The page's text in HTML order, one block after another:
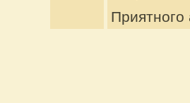
Приятного